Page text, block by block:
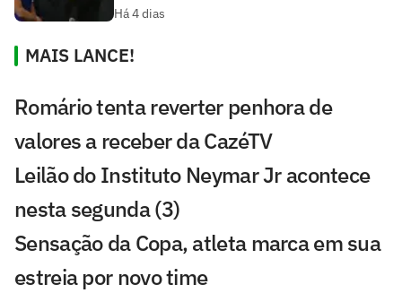
Há 4 dias
MAIS LANCE!
Romário tenta reverter penhora de
valores a receber da CazéTV
Leilão do Instituto Neymar Jr acontece
nesta segunda (3)
Sensação da Copa, atleta marca em sua
estreia por novo time